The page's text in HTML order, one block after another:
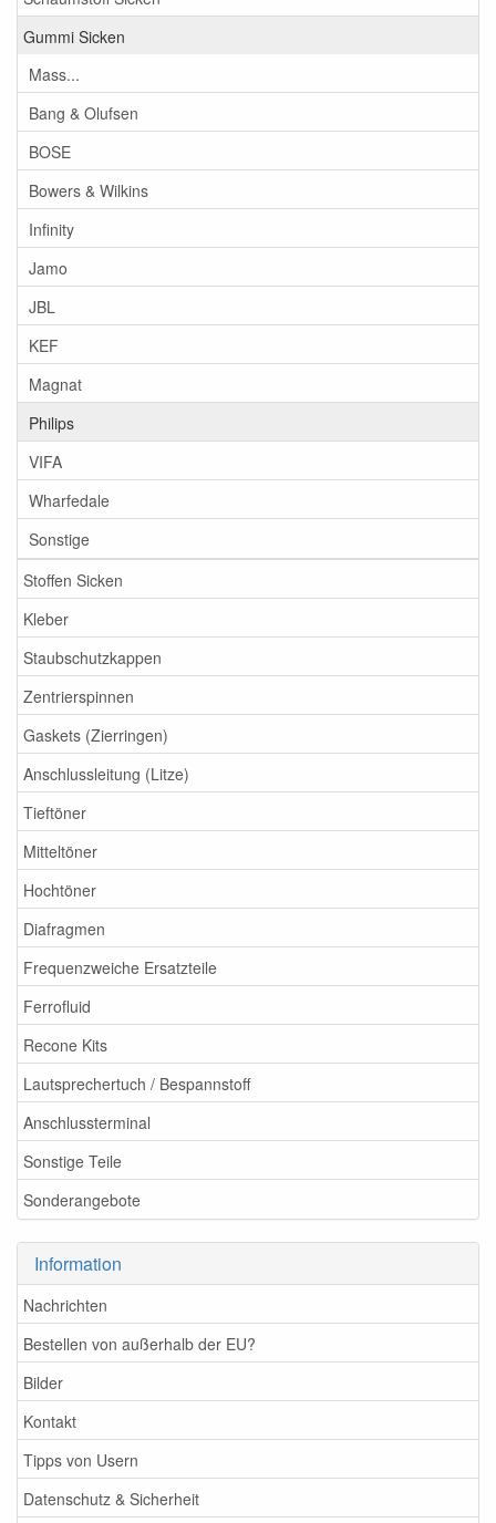
Gummi Sicken
Mass...
Bang & Olufsen
BOSE
Bowers & Wilkins
Infinity
Jamo
JBL
KEF
Magnat
Philips
VIFA
Wharfedale
Sonstige
Stoffen Sicken
Kleber
Staubschutzkappen
Zentrierspinnen
Gaskets (Zierringen)
Anschlussleitung (Litze)
Tieftöner
Mitteltöner
Hochtöner
Diafragmen
Frequenzweiche Ersatzteile
Ferrofluid
Recone Kits
Lautsprechertuch / Bespannstoff
Anschlussterminal
Sonstige Teile
Sonderangebote
Information
Nachrichten
Bestellen von außerhalb der EU?
Bilder
Kontakt
Tipps von Usern
Datenschutz & Sicherheit